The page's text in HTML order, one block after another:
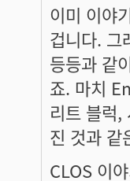
이미 이야
겁니다.
등등과 같
죠. 마치
리트 블럭,
진 것과 같
CLOS 이